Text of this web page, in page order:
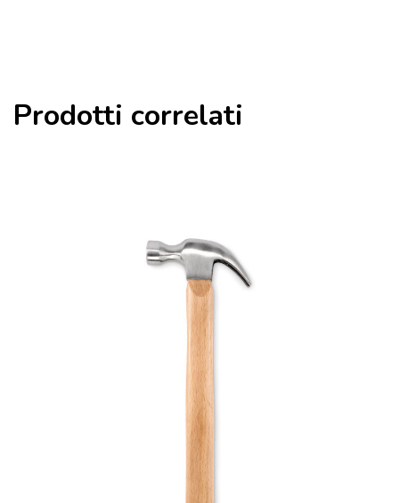
Prodotti correlati